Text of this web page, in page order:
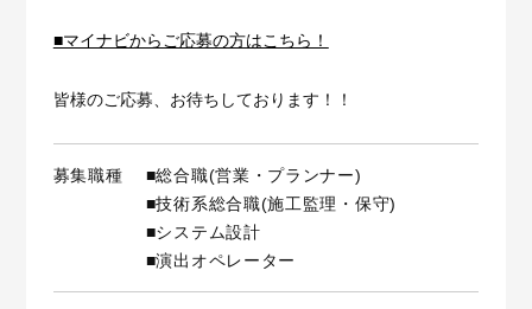
■マイナビからご応募の方はこちら！
皆様のご応募、お待ちしております！！
募集職種
■総合職(営業・プランナー)
■技術系総合職(施工監理・保守)
■システム設計
■演出オペレーター